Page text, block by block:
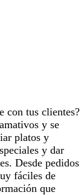
con tus clientes?
y se
platos y
y dar
Desde pedidos
fáciles de
que